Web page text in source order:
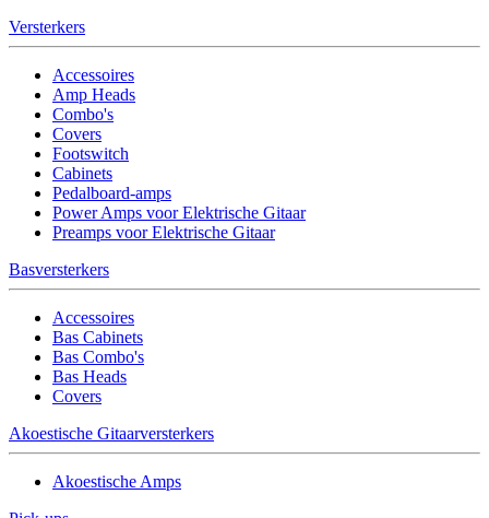
Versterkers
Accessoires
Amp Heads
Combo's
Covers
Footswitch
Cabinets
Pedalboard-amps
Power Amps voor Elektrische Gitaar
Preamps voor Elektrische Gitaar
Basversterkers
Accessoires
Bas Cabinets
Bas Combo's
Bas Heads
Covers
Akoestische Gitaarversterkers
Akoestische Amps